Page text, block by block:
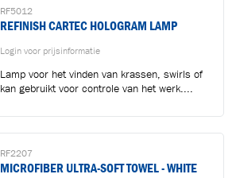
RF5012
REFINISH CARTEC HOLOGRAM LAMP
Login voor prijsinformatie
Lamp voor het vinden van krassen, swirls of
kan gebruikt voor controle van het werk....
RF2207
MICROFIBER ULTRA-SOFT TOWEL - WHITE